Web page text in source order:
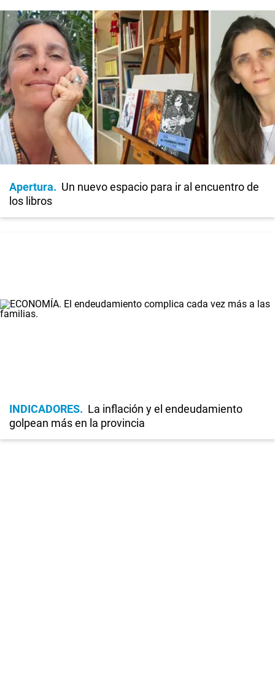
Apertura
Un nuevo espacio para ir al encuentro de
los libros
INDICADORES
La inflación y el endeudamiento
golpean más en la provincia